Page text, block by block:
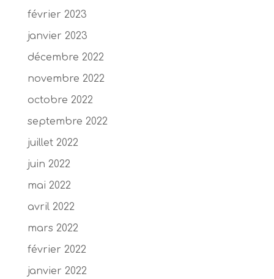
février 2023
janvier 2023
décembre 2022
novembre 2022
octobre 2022
septembre 2022
juillet 2022
juin 2022
mai 2022
avril 2022
mars 2022
février 2022
janvier 2022